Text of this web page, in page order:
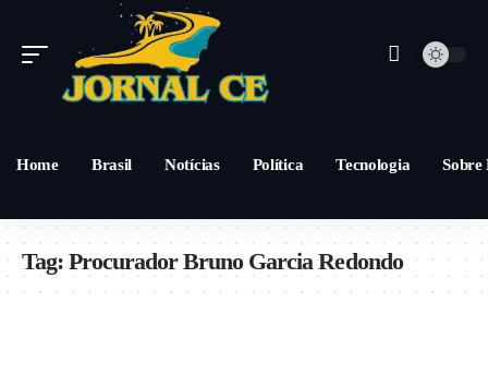
Home Brasil Notícias Política Tecnologia Sobre
Tag:Procurador Bruno Garcia Redondo